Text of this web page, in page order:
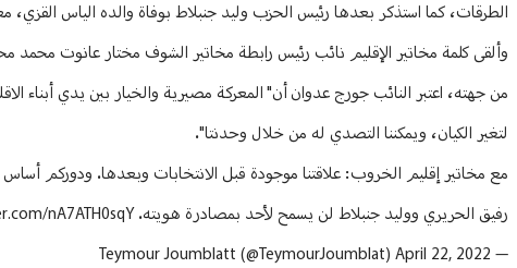
الطرقات، كما استذكر بعدها رئيس الحزب وليد جنبلاط بوفاة والده الياس القزي،
وألقى كلمة مخاتير الإقليم نائب رئيس رابطة مخاتير الشوف مختار عانوت محمد
من جهته، اعتبر النائب جورج عدوان أن" المعركة مصيرية والخيار بين يدي أبناء
لتغير الكيان، ويمكننا التصدي له من خلال وحدنتا".
رفيق الحريري ووليد جنبلاط لن يسمح لأحد بمصادرة هويته.nA7ATH0sqY
— Teymour Joumblatt (@TeymourJoumblat)
April 22, 2022